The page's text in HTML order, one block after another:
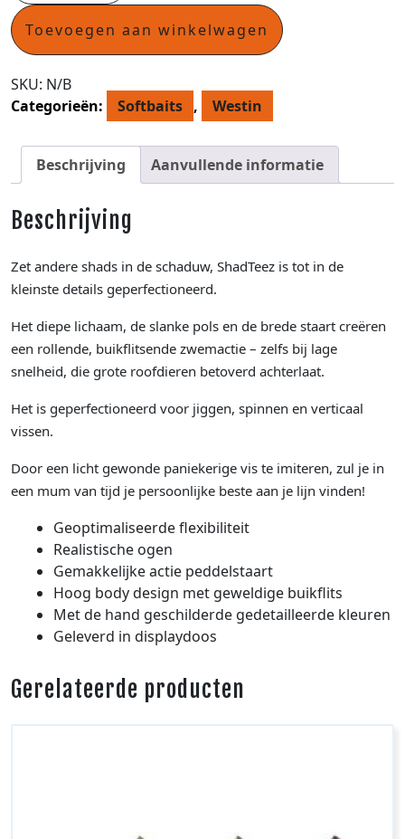
Toevoegen aan winkelwagen
SKU: N/B
Categorieën:
Softbaits , Westin
Beschrijving Aanvullende informatie
Beschrijving
Zet andere shads in de schaduw, ShadTeez is tot in de
kleinste details geperfectioneerd.
Het diepe lichaam, de slanke pols en de brede staart creëren
een rollende, buikflitsende zwemactie – zelfs bij lage
snelheid, die grote roofdieren betoverd achterlaat.
Het is geperfectioneerd voor jiggen, spinnen en verticaal
vissen.
Door een licht gewonde paniekerige vis te imiteren, zul je in
een mum van tijd je persoonlijke beste aan je lijn vinden!
Geoptimaliseerde flexibiliteit
Realistische ogen
Gemakkelijke actie peddelstaart
Hoog body design met geweldige buikflits
Met de hand geschilderde gedetailleerde kleuren
Geleverd in displaydoos
Gerelateerde producten